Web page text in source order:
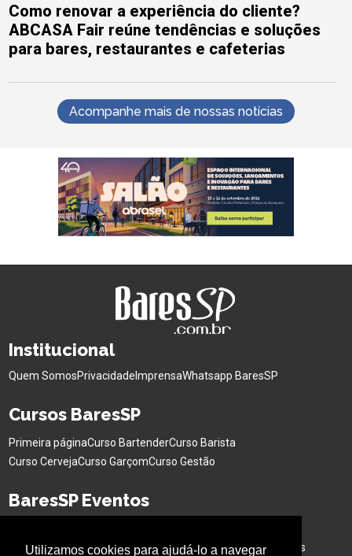
Utilizamos cookies para ajudá-lo a navegar
Como renovar a experiência do cliente?
ABCASA Fair reúne tendências e soluções
para bares, restaurantes e cafeterias
Acompanhe mais de nossas notícias
Institucional
Quem SomosPrivacidade ImprensaWhatsapp BaresSP
Cursos BaresSP
Primeira páginaCurso BartenderCurso Barista
Curso CervejaCurso GarçomCurso Gestão
BaresSP Eventos
Cervejas EspeciaisWorkshops InterativoBuffet para Eventos